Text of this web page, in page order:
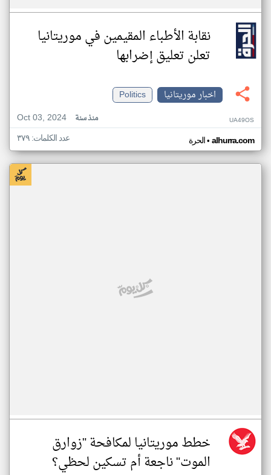
نقابة الأطباء المقيمين في موريتانيا
تعلن تعليق إضرابها
اخبار موريتانيا
Politics
Oct 03, 2024
منذ سنة UA49OS
الحرة• alhurra.com عدد الكلمات: ٣٧٩
خطط موريتانيا لمكافحة "زوارق
الموت" ناجعة أم تسكين لحظي؟